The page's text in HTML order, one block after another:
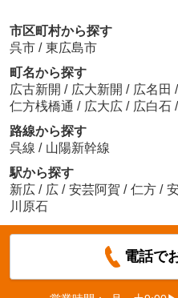
市区町村から探す
呉市 / 東広島市
町名から探す
広古新開 / 広大新開 / 広名田 /
仁方桟橋通 / 広大広 / 広白石 /
路線から探す
呉線 / 山陽新幹線
駅から探す
新広 / 広 / 安芸阿賀 / 仁方 /
川原石
電話で